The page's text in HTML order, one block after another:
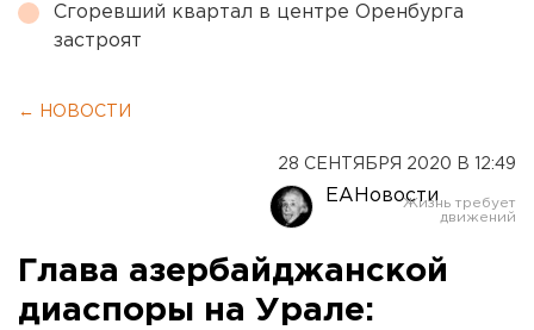
Сгоревший квартал в центре Оренбурга
застроят
← НОВОСТИ
28 СЕНТЯБРЯ 2020 В 12:49
ЕАНовости
Глава азербайджанской
диаспоры на Урале: